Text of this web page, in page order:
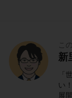
こ
新
「
い
展